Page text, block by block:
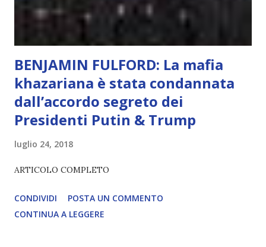
lampante: L’IA sarà in gr...
BENJAMIN FULFORD: La mafia
khazariana è stata condannata
dall’accordo segreto dei
Presidenti Putin & Trump
luglio 24, 2018
ARTICOLO COMPLETO
CONDIVIDI
POSTA UN COMMENTO
CONTINUA A LEGGERE